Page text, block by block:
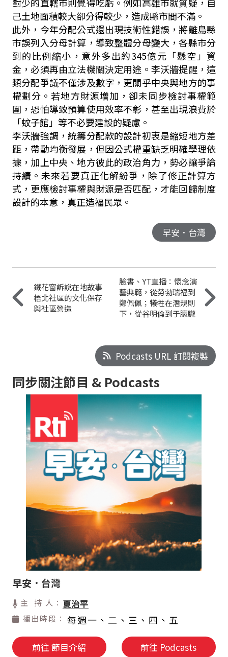
己土地面積較大卻分得較少，造成縣市間不滿。
此外，今年分配公式還出現技術性錯誤，將離島縣
市誤列入分母計算，導致整體分母變大，各縣市分
到的比例縮小，意外多出約345億元「懸空」資
金，必須再由立法機關決定用途。李沃牆提醒，這
類分配爭議不僅涉及數字，更關乎中央與地方的事
權劃分。若地方財源增加，卻未同步檢討事權範
圍，恐怕導致預算使用效率不彰，甚至出現浪費於
「蚊子館」等不必要建設的疑慮。
李沃牆強調，統籌分配款的設計初衷是縮短地方差
距，帶動均衡發展，但因公式權重缺乏明確學理依
據，加上中央、地方彼此的政治角力，勢必讓爭論
持續。未來若要真正化解紛爭，除了修正計算方
式，更應檢討事權與財源是否匹配，才能回歸制度
設計的本意，真正造福民眾。
早安．台灣
鐵花窗訴說在地故事
梧北社區的文化保存
與社區營造
臉書、YT直播：懷念演
藝典範，從勞勃瑞福到
鄭佩佩；犧牲在潛規則
下，從谷明倫到于朦朧
Podcasts URL 訂閱複製
同步關注節目 & Podcasts
早安．台灣
主 持 人： 夏治平
播出時段： 每週一、二、三、四、五
前往 節目介紹 前往 Podcasts